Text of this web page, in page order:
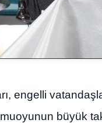
engelli
büyük